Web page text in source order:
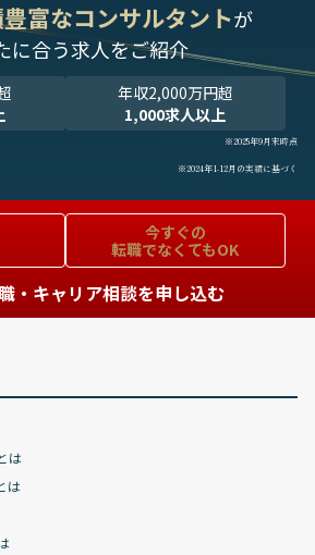
富なコンサルタントが
に合う求人をご紹介
年収2,000万円超
1,000求人以上
※2025年9月末時点
※2024年1-12月の実績に基づく
今すぐの
転職でなくてもOK
・キャリア相談を申し込む
は
は